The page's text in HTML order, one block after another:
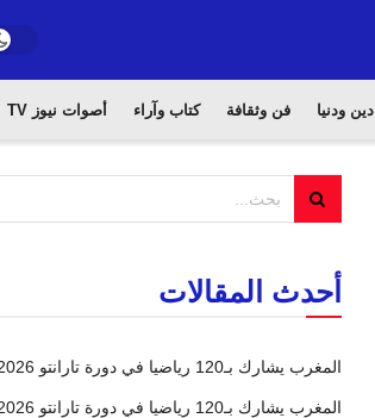
دين ودنيا فن وثقافة كتاب وآراء أصوات نيوز TV
أحدث المقالات
المغرب يشارك بـ120 رياضيا في دورة تارانتو 2026
المغرب يشارك بـ120 رياضيا في دورة تارانتو 2026